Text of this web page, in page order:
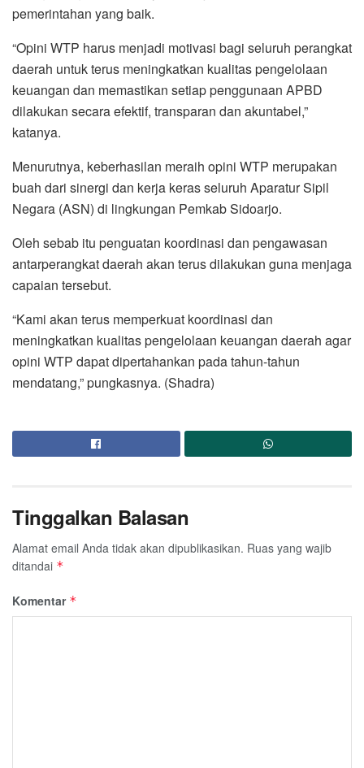
pemerintahan yang baik.
“Opini WTP harus menjadi motivasi bagi seluruh perangkat
daerah untuk terus meningkatkan kualitas pengelolaan
keuangan dan memastikan setiap penggunaan APBD
dilakukan secara efektif, transparan dan akuntabel,”
katanya.
Menurutnya, keberhasilan meraih opini WTP merupakan
buah dari sinergi dan kerja keras seluruh Aparatur Sipil
Negara (ASN) di lingkungan Pemkab Sidoarjo.
Oleh sebab itu penguatan koordinasi dan pengawasan
antarperangkat daerah akan terus dilakukan guna menjaga
capaian tersebut.
“Kami akan terus memperkuat koordinasi dan
meningkatkan kualitas pengelolaan keuangan daerah agar
opini WTP dapat dipertahankan pada tahun-tahun
mendatang,” pungkasnya. (Shadra)
Tinggalkan Balasan
Alamat email Anda tidak akan dipublikasikan. Ruas yang wajib
ditandai *
Komentar *